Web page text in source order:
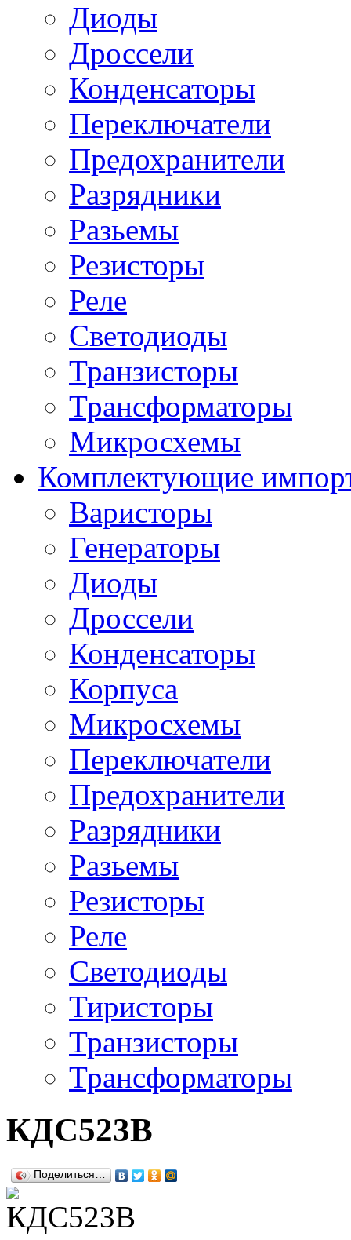
Диоды
Дроссели
Конденсаторы
Переключатели
Предохранители
Разрядники
Разьемы
Резисторы
Реле
Светодиоды
Транзисторы
Трансформаторы
Микросхемы
Комплектующие
Варисторы
Генераторы
Диоды
Дроссели
Конденсаторы
Корпуса
Микросхемы
Переключатели
Предохранители
Разрядники
Разьемы
Резисторы
Реле
Светодиоды
Тиристоры
Транзисторы
Трансформаторы
КДС523В
Поделиться…